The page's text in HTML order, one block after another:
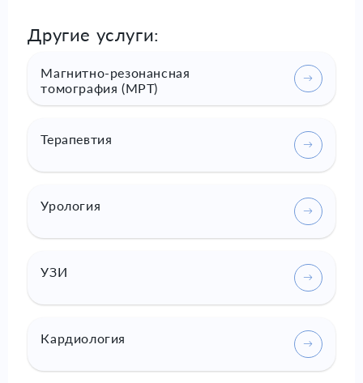
Другие услуги:
Магнитно-резонансная
томография (МРТ)
Терапевтия
Урология
УЗИ
Кардиология